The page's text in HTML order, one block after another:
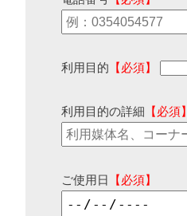
利用目的 【必須】
利用目的の詳細 【必須】
ご使用日 【必須】